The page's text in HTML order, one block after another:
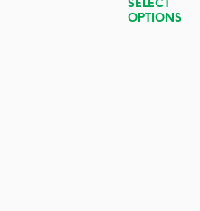
SELECT
OPTIONS